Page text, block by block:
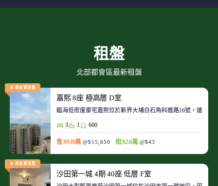
租盤
北部都會區最新租盤
黃金置頂盤
嘉熙 8座 極高層 D室
臨海低密度豪宅嘉熙位於新界大埔白石角科進路16號，遠離
3 1 600
售 $939萬 @$15,650 租 $2.6萬 @$43
黃金置頂盤
沙田第一城 4期 40座 低層 F室